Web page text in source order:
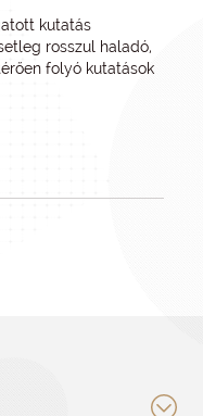
kutatás
rosszul haladó,
folyó kutatások